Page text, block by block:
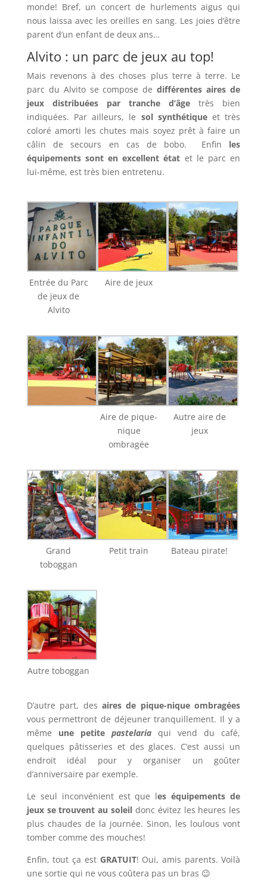
monde! Bref, un concert de hurlements aigus qui
nous laissa avec les oreilles en sang. Les joies d’être
parent d’un enfant de deux ans…
Alvito : un parc de jeux au top!
Mais revenons à des choses plus terre à terre. Le
parc du Alvito se compose dedifférentes aires de
jeux distribuées par tranche d’âge très bien
indiquées. Par ailleurs, le sol synthétiqueet très
coloré amorti les chutes mais soyez prêt à faire un
câlin de secours en cas de bobo. Enfin les
équipements sont en excellent état et le parc en
lui-même, est très bien entretenu.
Entrée du Parc
de jeux de
Alvito
Aire de jeux
Aire de pique-
nique
ombragée
Autre aire de
jeux
Grand
toboggan
Petit train Bateau pirate!
Autre toboggan
D’autre part, des aires de pique-nique ombragées
vous permettront de déjeuner tranquillement. Il y a
même une petite pastelariaqui vend du café,
quelques pâtisseries et des glaces. C’est aussi un
endroit idéal pour y organiser un goûter
d’anniversaire par exemple.
Le seul inconvénient est que les équipements de
jeux se trouvent au soleil donc évitez les heures les
plus chaudes de la journée. Sinon, les loulous vont
tomber comme des mouches!
Enfin, tout ça est GRATUIT! Oui, amis parents. Voilà
une sortie qui ne vous coûtera pas un bras 😉